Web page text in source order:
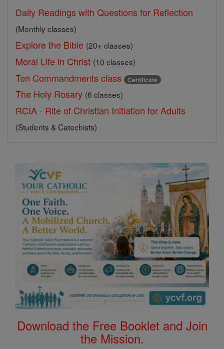
Daily Readings with Questions for Reflection
(Monthly classes)
Explore the Bible (20+ classes)
Moral Life in Christ (10 classes)
Ten Commandments class Certificate
The Holy Rosary (6 classes)
RCIA - Rite of Christian Initiation for Adults
(Students & Catechists)
Download the Free Booklet and Join
the Mission.